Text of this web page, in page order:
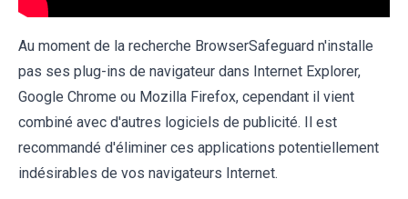
Au moment de la recherche BrowserSafeguard n'installe
pas ses plug-ins de navigateur dans Internet Explorer,
Google Chrome ou Mozilla Firefox, cependant il vient
combiné avec d'autres logiciels de publicité. Il est
recommandé d'éliminer ces applications potentiellement
indésirables de vos navigateurs Internet.